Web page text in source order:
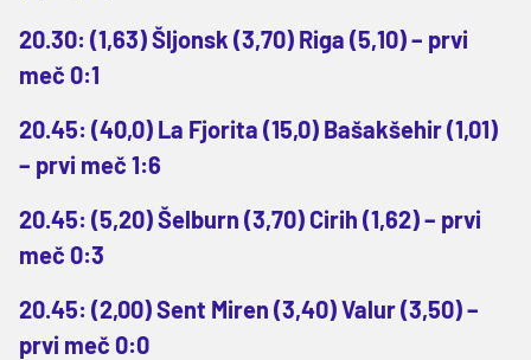
20.30: (1,63) Šljonsk (3,70) Riga (5,10) – prvi
meč 0:1
20.45: (40,0) La Fjorita (15,0) Bašakšehir (1,01)
– prvi meč 1:6
20.45: (5,20) Šelburn (3,70) Cirih (1,62) – prvi
meč 0:3
20.45: (2,00) Sent Miren (3,40) Valur (3,50) –
prvi meč 0:0